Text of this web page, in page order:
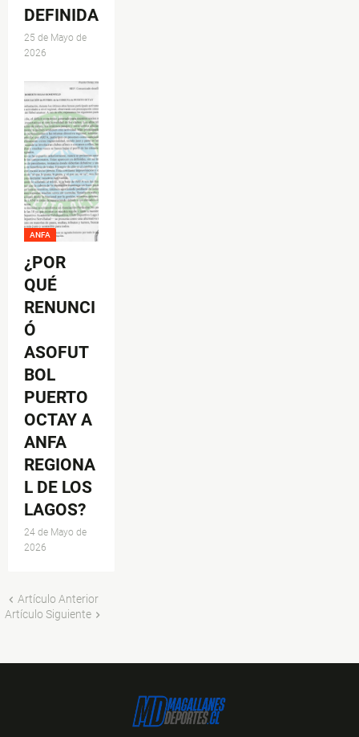
DEFINIDA
25 de Mayo de
2026
ANFA
¿POR
QUÉ
RENUNCI
Ó
ASOFUT
BOL
PUERTO
OCTAY A
ANFA
REGIONA
L DE LOS
LAGOS?
24 de Mayo de
2026
Artículo Anterior
Artículo Siguiente